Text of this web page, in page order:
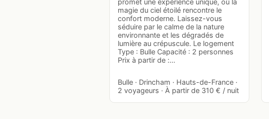
promet une expérience unique, où la
magie du ciel étoilé rencontre le
confort moderne. Laissez-vous
séduire par le calme de la nature
environnante et les dégradés de
lumière au crépuscule. Le logement
Type : Bulle Capacité : 2 personnes
Prix à partir de :…
Bulle · Drincham · Hauts-de-France ·
2 voyageurs · À partir de 310 € / nuit